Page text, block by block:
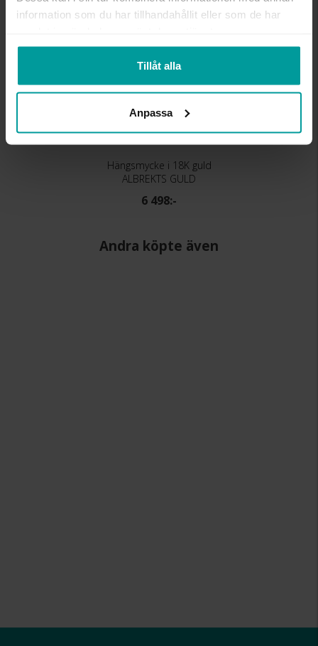
information som du har tillhandahållit eller som de har
Tillåt alla
Anpassa
Hängsmycke i 18K guld
ALBREKTS GULD
6 498:-
Andra köpte även